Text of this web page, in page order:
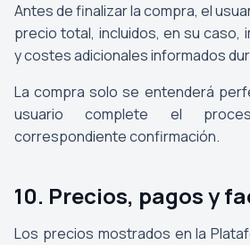
Antes de finalizar la compra, el
precio total, incluidos, en su caso,
y costes adicionales informados
La compra solo se entenderá
usuario complete el
correspondiente confirmación.
10. Precios, pagos y
Los precios mostrados en la